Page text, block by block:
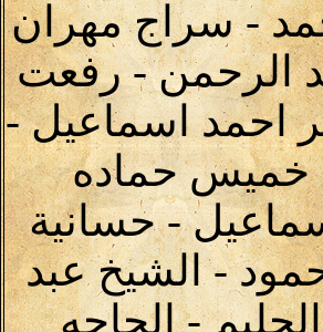
- سراج مهران
الرحمن - رفعت
احمد اسماعيل -
خميس حماده
- حسانية
- الشيخ عبد
الحليم - الحاجه